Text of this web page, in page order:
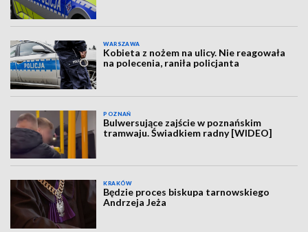
WARSZAWA
Kobieta z nożem na ulicy. Nie reagowała
na polecenia, raniła policjanta
POZNAŃ
Bulwersujące zajście w poznańskim
tramwaju. Świadkiem radny [WIDEO]
KRAKÓW
Będzie proces biskupa tarnowskiego
Andrzeja Jeża